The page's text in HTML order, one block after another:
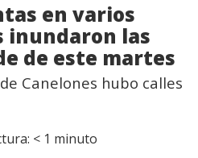
en varios
inundaron las
de este martes
Canelones hubo calles
< 1 minuto